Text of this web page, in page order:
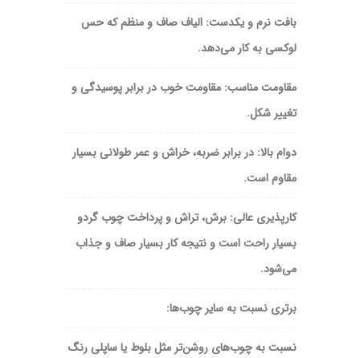
بافت نرم و یکدست: الیاف صاف و منظم که حس
لوکسی به کار می‌دهد.
مقاومت مناسب: مقاومت خوب در برابر پوسیدگی و
تغییر شکل.
دوام بالا: در برابر ضربه، خراش و عمر طولانی بسیار
مقاوم است.
کارپذیری عالی: برش، تراش و پرداخت چوب گردو
بسیار راحت است و نتیجه کار بسیار صاف و جذاب
می‌شود.
برتری نسبت به سایر چوب‌ها:
نسبت به چوب‌های روشن‌تر مثل بلوط یا ساپلی رنگ